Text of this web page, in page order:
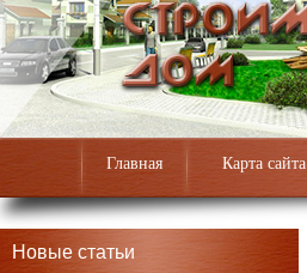
Главная Карта сайта
Новые статьи